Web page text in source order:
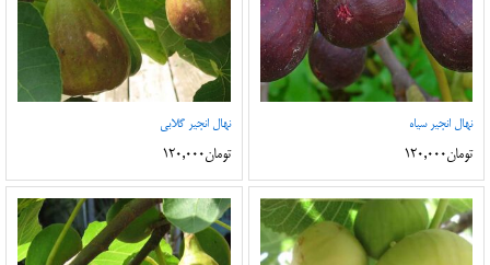
نهال انجیر سیاه
تومان120,000
نهال انجیر گلابی
تومان120,000